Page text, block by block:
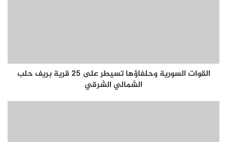
القوات السورية وحلفاؤها تسيطر على 25 قرية بريف حلب
الشمالي الشرقي